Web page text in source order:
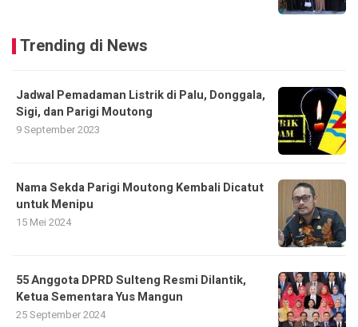
Trending di News
Jadwal Pemadaman Listrik di Palu, Donggala,
Sigi, dan Parigi Moutong
9 September 2023
Nama Sekda Parigi Moutong Kembali Dicatut
untuk Menipu
15 Mei 2024
55 Anggota DPRD Sulteng Resmi Dilantik,
Ketua Sementara Yus Mangun
25 September 2024